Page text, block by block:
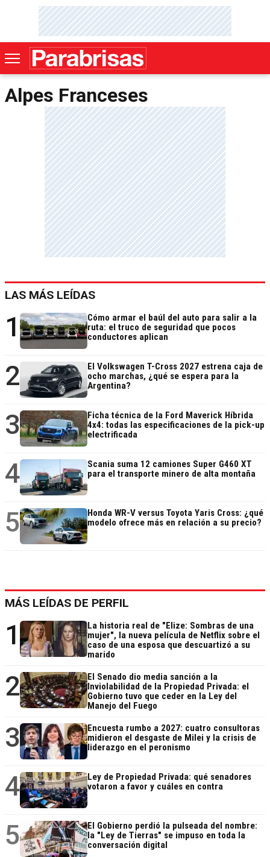
Alpes Franceses
LAS MÁS LEÍDAS
1
Cómo armar el baúl del auto para salir a la
ruta: el truco de seguridad que pocos
conductores aplican
2
El Volkswagen T-Cross 2027 estrena caja de
ocho marchas, ¿qué se espera para la
Argentina?
3
Ficha técnica de la Ford Maverick Híbrida
4x4: todas las especificaciones de la pick-up
electrificada
4
Scania suma 12 camiones Super G460 XT
para el transporte minero de alta montaña
5
Honda WR-V versus Toyota Yaris Cross: ¿qué
modelo ofrece más en relación a su precio?
MÁS LEÍDAS DE PERFIL
1
La historia real de "Elize: Sombras de una
mujer", la nueva película de Netflix sobre el
caso de una esposa que descuartizó a su
marido
2
El Senado dio media sanción a la
Inviolabilidad de la Propiedad Privada: el
Gobierno tuvo que ceder en la Ley del
Manejo del Fuego
3
Encuesta rumbo a 2027: cuatro consultoras
midieron el desgaste de Milei y la crisis de
liderazgo en el peronismo
4
Ley de Propiedad Privada: qué senadores
votaron a favor y cuáles en contra
5
El Gobierno perdió la pulseada del nombre:
la "Ley de Tierras" se impuso en toda la
conversación digital